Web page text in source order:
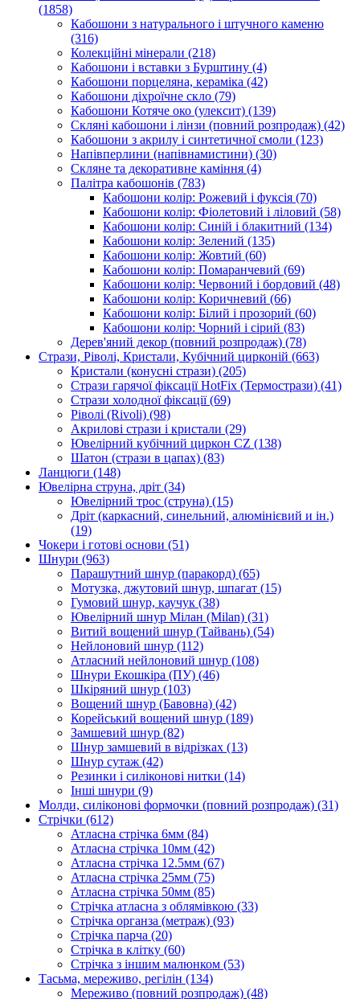
(1858)
Кабошони з натурального і штучного каменю
(316)
Колекційні мінерали (218)
Кабошони і вставки з Бурштину (4)
Кабошони порцеляна, кераміка (42)
Кабошони діхроїчне скло (79)
Кабошони Котяче око (улексит) (139)
Скляні кабошони і лінзи (повний розпродаж) (42)
Кабошони з акрилу і синтетичної смоли (123)
Напівперлини (напівнамистини) (30)
Скляне та декоративне каміння (4)
Палітра кабошонів (783)
Кабошони колір: Рожевий і фуксія (70)
Кабошони колір: Фіолетовий і ліловий (58)
Кабошони колір: Синій і блакитний (134)
Кабошони колір: Зелений (135)
Кабошони колір: Жовтий (60)
Кабошони колір: Помаранчевий (69)
Кабошони колір: Червоний і бордовий (48)
Кабошони колір: Коричневий (66)
Кабошони колір: Білий і прозорий (60)
Кабошони колір: Чорний і сірий (83)
Дерев'яний декор (повний розпродаж) (78)
Стрази, Ріволі, Кристали, Кубічний цирконій (663)
Кристали (конусні стрази) (205)
Стрази гарячої фіксації HotFix (Термострази) (41)
Стрази холодної фіксації(69)
Ріволі (Rivoli) (98)
Акрилові стрази і кристали (29)
Ювелірний кубічний циркон CZ (138)
Шатон (стрази в цапах) (83)
Ланцюги (148)
Ювелірна струна, дріт (34)
Ювелірний трос (струна) (15)
Дріт (каркасний, синельний, алюмінієвий и ін.)
(19)
Чокери і готові основи (51)
Шнури (963)
Парашутний шнур (паракорд) (65)
Мотузка, джутовий шнур, шпагат (15)
Гумовий шнур, каучук (38)
Ювелірний шнур Мілан (Milan) (31)
Витий вощений шнур (Тайвань) (54)
Нейлоновий шнур (112)
Атласний нейлоновий шнур (108)
Шнури Екошкіра (ПУ) (46)
Шкіряний шнур (103)
Вощений шнур (Бавовна) (42)
Корейський вощений шнур (189)
Замшевий шнур (82)
Шнур замшевий в відрізках (13)
Шнур сутаж (42)
Резинки і силіконові нитки (14)
Інші шнури (9)
Молди, силіконові формочки (повний розпродаж) (31)
Стрічки (612)
Атласна стрічка 6мм (84)
Атласна стрічка 10мм (42)
Атласна стрічка 12.5мм (67)
Атласна стрічка 25мм (75)
Атласна стрічка 50мм (85)
Стрічка атласна з облямівкою (33)
Стрічка органза (метраж) (93)
Стрічка парча (20)
Стрічка в клітку (60)
Стрічка з іншим малюнком (53)
Тасьма, мереживо, регілін (134)
Мереживо (повний розпродаж) (48)